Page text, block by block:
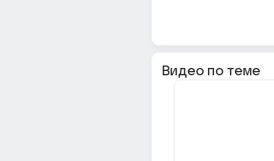
Видео по теме